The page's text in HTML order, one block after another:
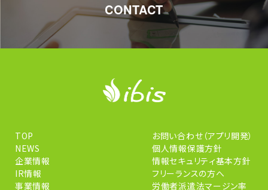
CONTACT
TOP
NEWS
企業情報
IR情報
事業情報
お問い合わせ（アプリ開発）
個人情報保護方針
情報セキュリティ基本方針
フリーランスの方へ
労働者派遣法マージン率